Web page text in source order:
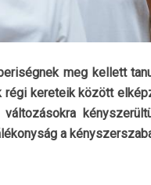
meg kellett
régi kereteik között
a